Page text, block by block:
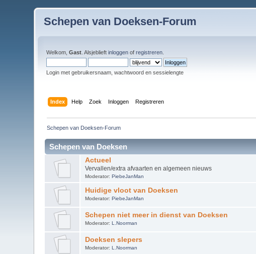
Schepen van Doeksen-Forum
Welkom,Gast . Alsjeblieftinloggen ofregistreren
Login met gebruikersnaam, wachtwoord en sessielengte
Index Help Zoek Inloggen Registreren
Schepen van Doeksen-Forum
Schepen van Doeksen
Actueel
Vervallen/extra afvaarten en algemeen nieuws
Moderator: PiebeJanMan
Huidige vloot van Doeksen
Moderator: PiebeJanMan
Schepen niet meer in dienst van Doeksen
Moderator: L.Noorman
Doeksen slepers
Moderator: L.Noorman